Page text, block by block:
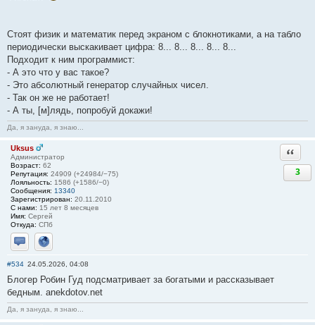
Стоят физик и математик перед экраном с блокнотиками, а на табло
периодически выскакивает цифра: 8... 8... 8... 8... 8...
Подходит к ним программист:
- А это что у вас такое?
- Это абсолютный генератор случайных чисел.
- Так он же не работает!
- А ты, [м]лядь, попробуй докажи!
Да, я зануда, я знаю...
Uksus
Администратор
Возраст: 62
Репутация: 24909 (+24984/−75)
Лояльность: 1586 (+1586/−0)
Сообщения: 13340
Зарегистрирован: 20.11.2010
С нами: 15 лет 8 месяцев
Имя: Сергей
Откуда: СПб
Отправить личное сообщение
Сайт
3
#534 24.05.2026, 04:08
Блогер Робин Гуд подсматривает за богатыми и рассказывает
бедным. anekdotov.net
Да, я зануда, я знаю...